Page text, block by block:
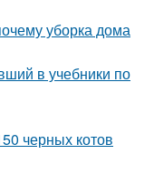
уборка дома
в учебники по
черных котов